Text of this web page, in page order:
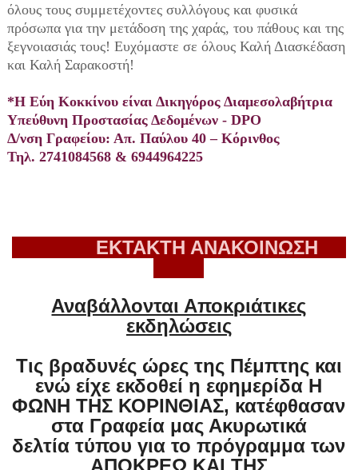
όλους τους συμμετέχοντες συλλόγους και φυσικά
πρόσωπα για την μετάδοση της χαράς, του πάθους και της
ξεγνοιασιάς τους! Ευχόμαστε σε όλους Καλή Διασκέδαση
και Καλή Σαρακοστή!
*Η Εύη Κοκκίνου είναι Δικηγόρος Διαμεσολαβήτρια
Υπεύθυνη Προστασίας Δεδομένων - DPO
Δ/νση Γραφείου: Απ. Παύλου 40 – Κόρινθος
Τηλ. 2741084568 & 6944964225
ΕΚΤΑΚΤΗ ΑΝΑΚΟΙΝΩΣΗ
Αναβάλλονται Αποκριάτικες
εκδηλώσεις
Τις βραδυνές ώρες της Πέμπτης και
ενώ είχε εκδοθεί η εφημερίδα Η
ΦΩΝΗ ΤΗΣ ΚΟΡΙΝΘΙΑΣ, κατέφθασαν
στα Γραφεία μας Ακυρωτικά
δελτία τύπου για το πρόγραμμα των
ΑΠΟΚΡΕΩ ΚΑΙ ΤΗΣ